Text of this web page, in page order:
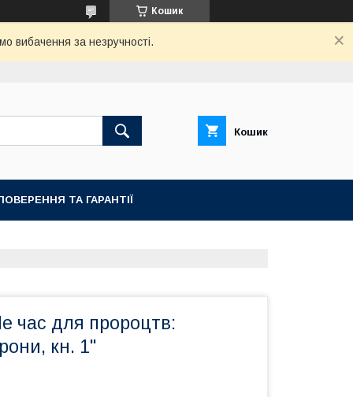
Кошик
вибачення за незручності.
Кошик
ТА ГАРАНТІЇ
час для пророцтв:
кн. 1"